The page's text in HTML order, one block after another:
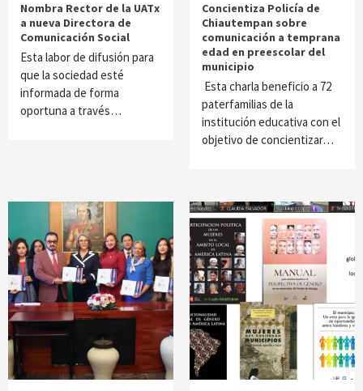
Nombra Rector de la UATx
a nueva Directora de
Comunicación Social
Esta labor de difusión para
que la sociedad esté
informada de forma
oportuna a través…
Concientiza Policía de
Chiautempan sobre
comunicación a temprana
edad en preescolar del
municipio
Esta charla beneficio a 72
paterfamilias de la
institución educativa con el
objetivo de concientizar…